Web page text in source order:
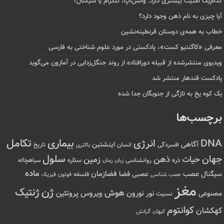
آیا چیزی به نام ذهن وجود دارد؟
خطاب به همه‌ی دوستان قرنطینه‌نشین
معرفی «کاگنتیو کست»، پادکستی در مورد علوم شناختی به فارسی
ویدیوی منتشرشده از قبیله دورافتاده‌ از روند جنگل‌زدایی در آمازون می‌گوید
پادکست قندهار منتشر شد
یک کوه یخ به تازگی از جنوبگان جدا شده
برچسب‌ها
DNA آگاهی افسردگی انرژی انسان اینشتین باکتری بیماری تاریخ تکامل
جهانحیات ذره ذهن روانشناسی زبان زمان زمین ستاره سلول سیاهچاله
سیگنال عصب عصب شناسی عصبی فضا فضازمان فلسفه فوتون فیزیک ماده
مصنوعی مغز نسبیت نور نورون هوش ویروس پروتئین ژنژنتیک
کهکشانکوانتوم کیهان گرانش